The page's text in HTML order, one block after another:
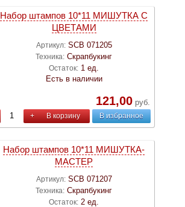
Набор штампов 10*11 МИШУТКА С
ЦВЕТАМИ
Артикул: SCB 071205
Техника: Скрапбукинг
Остаток: 1 ед.
Есть в наличии
121,00руб.
+ В корзину В избранное
Набор штампов 10*11 МИШУТКА-
МАСТЕР
Артикул: SCB 071207
Техника: Скрапбукинг
Остаток: 2 ед.